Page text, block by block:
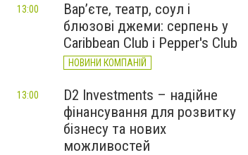
Вар’єте, театр, соул і
блюзові джеми: серпень у
Caribbean Club і Pepper's Club
НОВИНИ КОМПАНІЙ
13:00
D2 Investments – надійне
фінансування для розвитку
бізнесу та нових
можливостей
13:00